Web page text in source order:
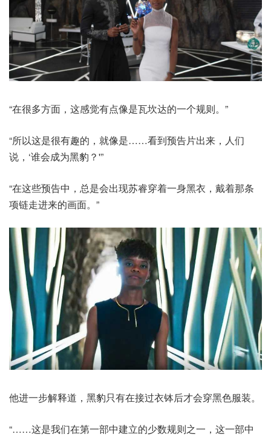
“在很多方面，这感觉有点像是瓦坎达的一个规则。”
“所以这是很有趣的，就像是……看到预告片出来，人们
说，‘谁会成为黑豹？'”
“在这些预告中，总是会出现苏睿穿着一身黑衣，戴着那条
项链走进来的画面。”
他进一步解释道，黑豹只有在接过衣钵后才会穿黑色服装。
“……这是我们在第一部中建立的少数规则之一，这一部中